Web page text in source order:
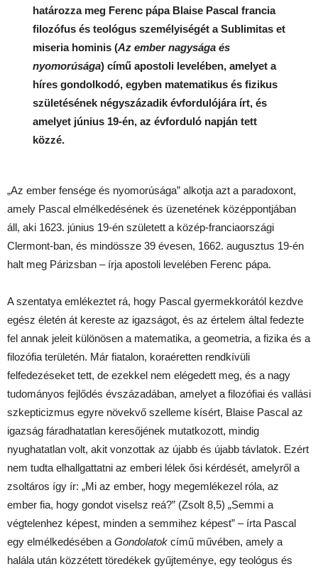
határozza meg Ferenc pápa Blaise Pascal francia
filozófus és teológus személyiségét a Sublimitas et
miseria hominis (Az ember nagysága és
nyomorúsága) című apostoli levelében, amelyet a
híres gondolkodó, egyben matematikus és fizikus
születésének négyszázadik évfordulójára írt, és
amelyet június 19-én, az évforduló napján tett
közzé.
„Az ember fensége és nyomorúsága” alkotja azt a paradoxont,
amely Pascal elmélkedésének és üzenetének középpontjában
áll, aki 1623. június 19-én született a közép-franciaországi
Clermont-ban, és mindössze 39 évesen, 1662. augusztus 19-én
halt meg Párizsban – írja apostoli levelében Ferenc pápa.
A szentatya emlékeztet rá, hogy Pascal gyermekkorától kezdve
egész életén át kereste az igazságot, és az értelem által fedezte
fel annak jeleit különösen a matematika, a geometria, a fizika és a
filozófia területén. Már fiatalon, koraéretten rendkívüli
felfedezéseket tett, de ezekkel nem elégedett meg, és a nagy
tudományos fejlődés évszázadában, amelyet a filozófiai és vallási
szkepticizmus egyre növekvő szelleme kísért, Blaise Pascal az
igazság fáradhatatlan keresőjének mutatkozott, mindig
nyughatatlan volt, akit vonzottak az újabb és újabb távlatok. Ezért
nem tudta elhallgattatni az emberi lélek ősi kérdését, amelyről a
zsoltáros így ír: „Mi az ember, hogy megemlékezel róla, az
ember fia, hogy gondot viselsz reá?” (Zsolt 8,5) „Semmi a
végtelenhez képest, minden a semmihez képest” – írta Pascal
egy elmélkedésében a Gondolatok című művében, amely a
halála után közzétett töredékek gyűjteménye, egy teológus és